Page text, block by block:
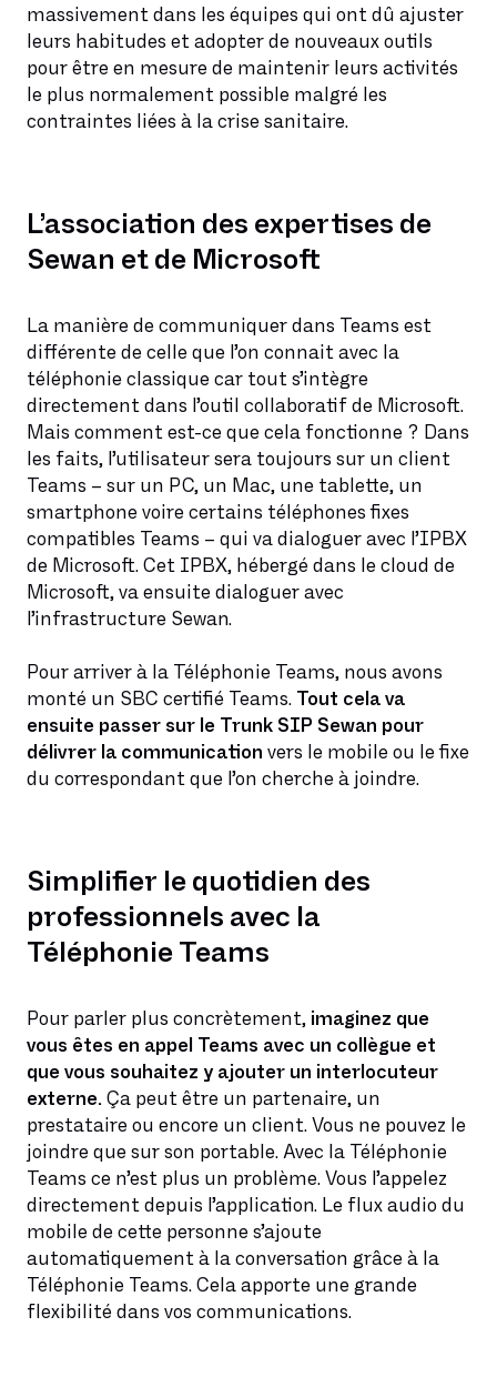
massivement dans les équipes qui ont dû ajuster
leurs habitudes et adopter de nouveaux outils
pour être en mesure de maintenir leurs activités
le plus normalement possible malgré les
contraintes liées à la crise sanitaire.
L’association des expertises de
Sewan et de Microsoft
La manière de communiquer dans Teams est
différente de celle que l’on connait avec la
téléphonie classique car tout s’intègre
directement dans l’outil collaboratif de Microsoft.
Mais comment est-ce que cela fonctionne ? Dans
les faits, l’utilisateur sera toujours sur un client
Teams – sur un PC, un Mac, une tablette, un
smartphone voire certains téléphones fixes
compatibles Teams – qui va dialoguer avec l’IPBX
de Microsoft. Cet IPBX, hébergé dans le cloud de
Microsoft, va ensuite dialoguer avec
l’infrastructure Sewan.
Pour arriver à la Téléphonie Teams, nous avons
monté un SBC certifié Teams. Tout cela va
ensuite passer sur le Trunk SIP Sewan pour
délivrer la communication vers le mobile ou le fixe
du correspondant que l’on cherche à joindre.
Simplifier le quotidien des
professionnels avec la
Téléphonie Teams
Pour parler plus concrètement, imaginez que
vous êtes en appel Teams avec un collègue et
que vous souhaitez y ajouter un interlocuteur
externe. Ça peut être un partenaire, un
prestataire ou encore un client. Vous ne pouvez le
joindre que sur son portable. Avec la Téléphonie
Teams ce n’est plus un problème. Vous l’appelez
directement depuis l’application. Le flux audio du
mobile de cette personne s’ajoute
automatiquement à la conversation grâce à la
Téléphonie Teams. Cela apporte une grande
flexibilité dans vos communications.